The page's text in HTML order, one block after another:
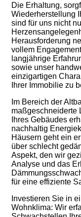
Die Erhaltung,
Wiederherstellung
sind für uns nicht
Herausforderung
vollem
langjährige
sowie unser
einzigartigen
Ihrer Immobilie zu
Im Bereich der
maßgeschneiderte
Ihres Gebäudes
nachhaltig
Häusern geht ein
über schlecht
Aspekt, den wir
Analyse und das
für eine effiziente
Investieren Sie in
Wohnklima: Wir